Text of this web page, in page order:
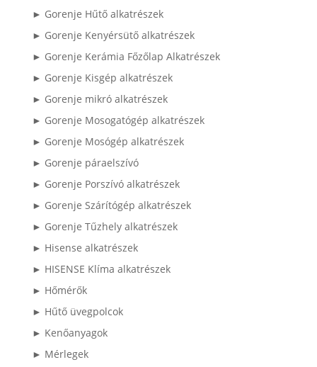
► Gorenje Hűtő alkatrészek
► Gorenje Kenyérsütő alkatrészek
► Gorenje Kerámia Főzőlap Alkatrészek
► Gorenje Kisgép alkatrészek
► Gorenje mikró alkatrészek
► Gorenje Mosogatógép alkatrészek
► Gorenje Mosógép alkatrészek
► Gorenje páraelszívó
► Gorenje Porszívó alkatrészek
► Gorenje Szárítógép alkatrészek
► Gorenje Tűzhely alkatrészek
► Hisense alkatrészek
► HISENSE Klíma alkatrészek
► Hőmérők
► Hűtő üvegpolcok
► Kenőanyagok
► Mérlegek